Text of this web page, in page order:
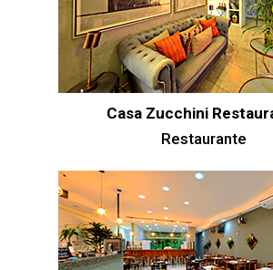
Casa Zucchini
Restaurante